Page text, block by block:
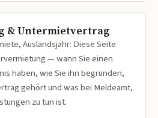
& Untermietvertrag
Auslandsjahr: Diese Seite
— wann Sie einen
haben, wie Sie ihn begründen,
gehört und was bei Meldeamt,
zu tun ist.